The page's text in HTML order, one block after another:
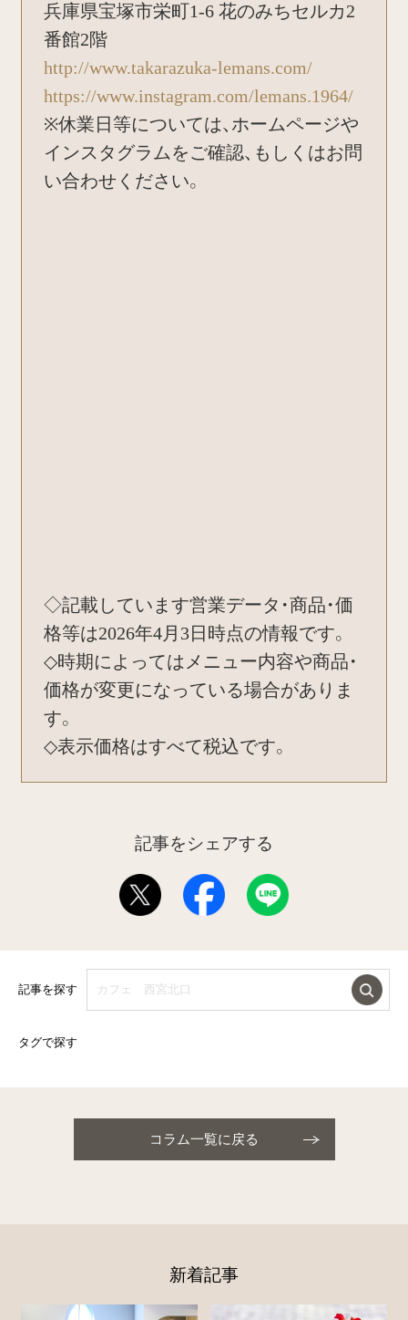
兵庫県宝塚市栄町1-6 花のみちセルカ2
番館2階
http://www.takarazuka-lemans.com/
https://www.instagram.com/lemans.1964/
※休業日等については、ホームページや
インスタグラムをご確認、もしくはお問
い合わせください。
◇記載しています営業データ・商品・価
格等は2026年4月3日時点の情報です。
◇時期によってはメニュー内容や商品・
価格が変更になっている場合がありま
す。
◇表示価格はすべて税込です。
記事をシェアする
記事を探す
タグで探す
コラム一覧に戻る
新着記事